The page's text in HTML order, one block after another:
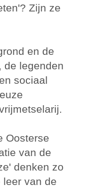
Zijn ze
en de
de legenden
sociaal
Oosterse
van de
denken zo
leer van de